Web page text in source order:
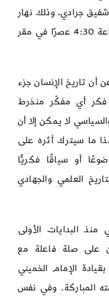
جرادي، وذلك نهار
الثلاثاء الواقع فيه 21/5/2024، الساعة 4:30 عصرًا في مقر
أن تاريخ الإنسان جزء
فكر أي مفكّر منخرط
لا يمكن إلا أن
ما سيترك أثره على
أو سياقًا فكريًّا
العلمي والجهادي
منذ البدايات الأولى
على صلة فاعلة مع
الإمام الخميني
المباركة. وفي نفس